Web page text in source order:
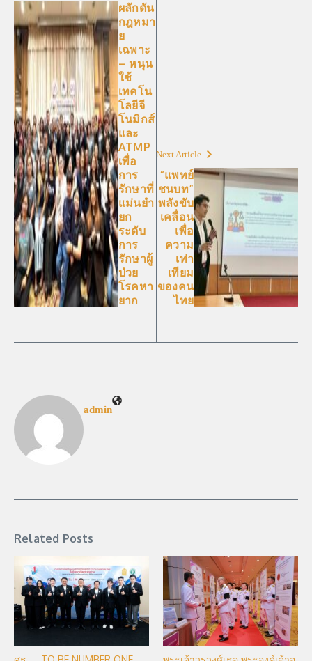
ผลักดัน
กฎหมา
ย
เฉพาะ
– หนุน
ใช้
เทคโน
โลยีจี
โนมิกส์
และ
ATMP
เพื่อ
การ
รักษาที่
แม่นยำ
ยก
ระดับ
การ
รักษาผู้
ป่วย
โรคหา
ยาก
Next Article
“แพทย์
ชนบท”
พลังขับ
เคลื่อน
เพื่อ
ความ
เท่า
เทียม
ของคน
ไทย
admin
Related Posts